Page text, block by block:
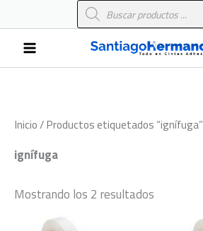
al
contenido
Búsqueda
de
Main
Menu
Inicio/ Productos etiquetados “ignífuga”
ignífuga
Mostrando los 2 resultados